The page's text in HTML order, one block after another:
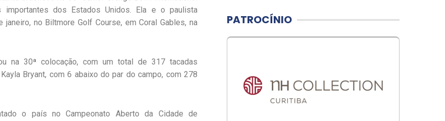
importantes dos Estados Unidos. Ela e o paulista
no Biltmore Golf Course, em Coral Gables, na
na 30ª colocação, com um total de 317 tacadas
Bryant, com 6 abaixo do par do campo, com 278
o país no Campeonato Aberto da Cidade de
PATROCÍNIO